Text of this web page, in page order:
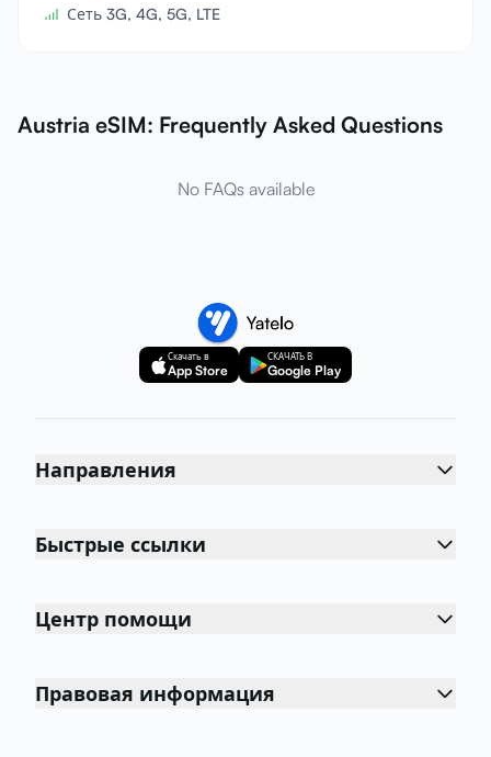
Сеть 3G, 4G, 5G, LTE
Austria eSIM: Frequently Asked Questions
No FAQs available
Скачать в
App Store
СКАЧАТЬ В
Google Play
Направления
Быстрые ссылки
Центр помощи
Правовая информация